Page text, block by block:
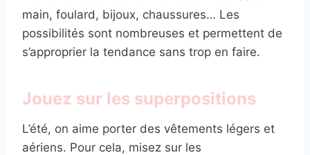
main, foulard, bijoux, chaussures… Les
possibilités sont nombreuses et permettent de
s’approprier la tendance sans trop en faire.
Jouez sur les superpositions
L’été, on aime porter des vêtements légers et
aériens. Pour cela, misez sur les